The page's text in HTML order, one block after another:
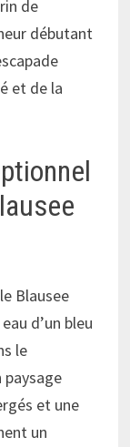
de
débutant
et de la
Blausee
d’un bleu
le
paysage
et une
un